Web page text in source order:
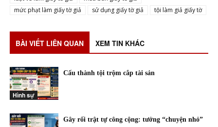
mức phạt làm giấy tờ giả
sử dụng giấy tờ giả tội làm giả giấy tờ
BÀI VIẾT LIÊN QUAN XEM TIN KHÁC
Hình sự
Cấu thành tội trộm cắp tài sản
Gây rối trật tự công cộng: tưởng “chuyện nhỏ”